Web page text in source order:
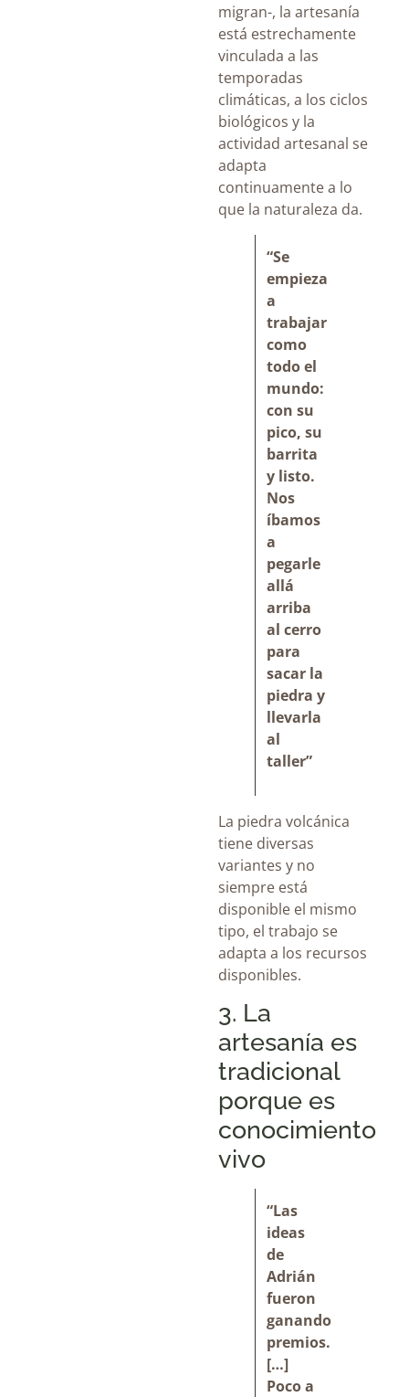
migran-, la artesanía
está estrechamente
vinculada a las
temporadas
climáticas, a los ciclos
biológicos y la
actividad artesanal se
adapta
continuamente a lo
que la naturaleza da.
“Se
empieza
a
trabajar
como
todo el
mundo:
con su
pico, su
barrita
y listo.
Nos
íbamos
a
pegarle
allá
arriba
al cerro
para
sacar la
piedra y
llevarla
al
taller”
La piedra volcánica
tiene diversas
variantes y no
siempre está
disponible el mismo
tipo, el trabajo se
adapta a los recursos
disponibles.
3. La
artesanía es
tradicional
porque es
conocimiento
vivo
“Las
ideas
de
Adrián
fueron
ganando
premios.
[…]
Poco a